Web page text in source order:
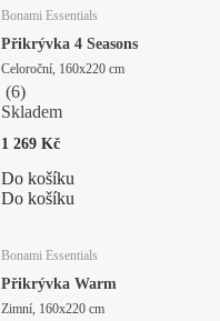
Bonami Essentials
Přikrývka 4 Seasons
Celoroční, 160x220 cm
(6)
Skladem
1 269 Kč
Do košíku
Do košíku
Bonami Essentials
Přikrývka Warm
Zimní, 160x220 cm